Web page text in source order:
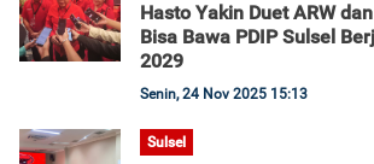
Hasto Yakin Duet ARW
Bisa Bawa PDIP Sulsel
2029
Senin, 24 Nov 2025 15:13
Sulsel